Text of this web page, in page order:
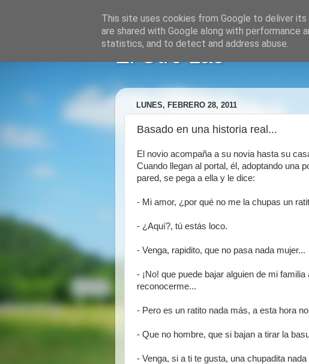
El Otro Lao
LUNES, FEBRERO 28, 2011
Basado en una historia real...
El novio acompaña a su novia hasta su
Cuando llegan al portal, él, adoptando una
pared, se pega a ella y le dice:
- Mi amor, ¿por qué no me la chupas un
- ¿Aquí?, tú estás loco.
- Venga, rapidito, que no pasa nada mujer...
- ¡No! que puede bajar alguien de mi
reconocerme...
- Pero es un ratito nada más, a esta hora
- Que no hombre, que si bajan a tirar la
- Venga, si a ti te gusta, una chupadita
This site uses cookies from Google to deliver
are shared with Google along with performance
statistics, and to detect and address abuse.